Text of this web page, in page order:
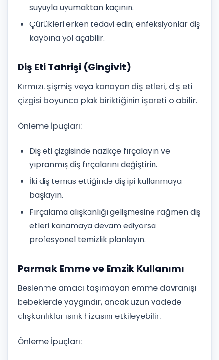
suyuyla uyumaktan kaçının.
Çürükleri erken tedavi edin; enfeksiyonlar diş
kaybına yol açabilir.
Diş Eti Tahrişi (Gingivit)
Kırmızı, şişmiş veya kanayan diş etleri, diş eti
çizgisi boyunca plak biriktiğinin işareti olabilir.
Önleme İpuçları:
Diş eti çizgisinde nazikçe fırçalayın ve
yıpranmış diş fırçalarını değiştirin.
İki diş temas ettiğinde diş ipi kullanmaya
başlayın.
Fırçalama alışkanlığı gelişmesine rağmen diş
etleri kanamaya devam ediyorsa
profesyonel temizlik planlayın.
Parmak Emme ve Emzik Kullanımı
Beslenme amacı taşımayan emme davranışı
bebeklerde yaygındır, ancak uzun vadede
alışkanlıklar ısırık hizasını etkileyebilir.
Önleme İpuçları: